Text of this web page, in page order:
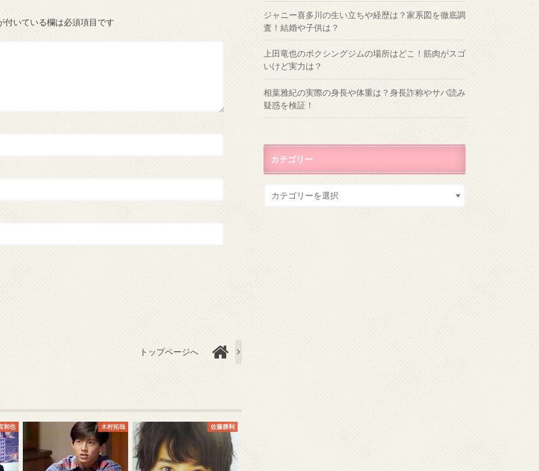
付いている欄は必須項目です
トップページへ
和也 木村拓哉 佐藤勝利
ジャニー喜多川の生い立ちや経歴は？家系図を徹底調
査！結婚や子供は？
上田竜也のボクシングジムの場所はどこ！筋肉がスゴ
いけど実力は？
相葉雅紀の実際の身長や体重は？身長詐称やサバ読み
疑惑を検証！
カテゴリー